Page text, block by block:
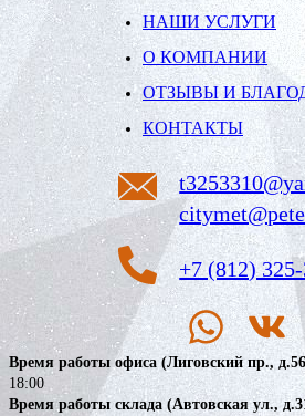
НАШИ УСЛУГИ
О КОМПАНИИ
ОТЗЫВЫ И
КОНТАКТЫ
+7 (812)
Время работы офиса (Лиговский пр.,
18:00
Время работы склада (Автовская ул.,